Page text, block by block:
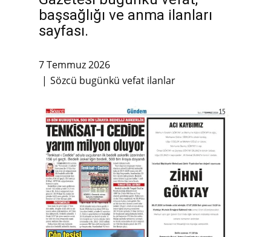
başsağlığı ve anma ilanları
sayfası.
7 Temmuz 2026
Sözcü bugünkü vefat ilanlar